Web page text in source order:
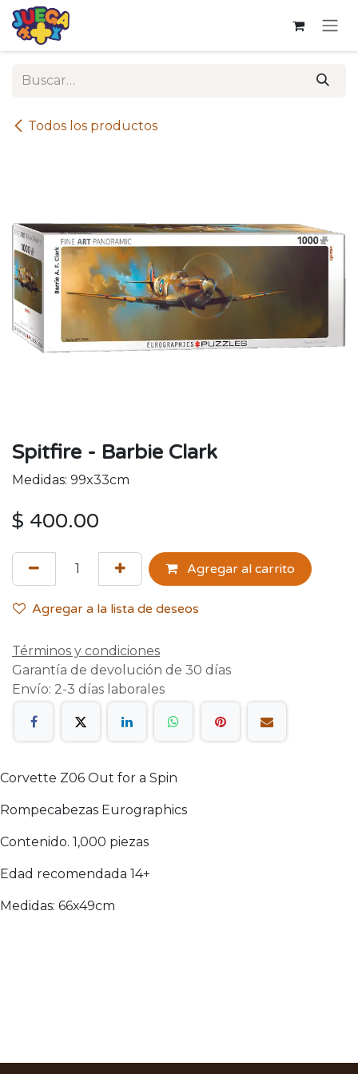
Ir al contenido
Todos los productos
Spitfire - Barbie Clark
Medidas: 99x33cm
$ 400.00
Agregar al carrito
Agregar a la lista de deseos
Términos y condiciones
Garantía de devolución de 30 días
Envío: 2-3 días laborales
Corvette Z06 Out for a Spin
Rompecabezas Eurographics
Contenido. 1,000 piezas
Edad recomendada 14+
Medidas: 66x49cm